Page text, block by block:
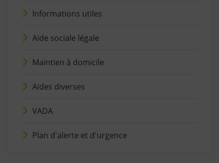
Informations utiles
Aide sociale légale
Maintien à domicile
Aides diverses
VADA
Plan d'alerte et d'urgence